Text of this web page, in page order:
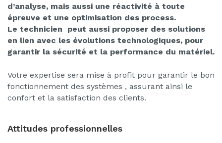
d’analyse, mais aussi une réactivité à toute
épreuve et une optimisation des process.
Le technicien peut aussi proposer des solutions
en lien avec les évolutions technologiques, pour
garantir la sécurité et la performance du matériel.
Votre expertise sera mise à profit pour garantir le bon
fonctionnement des systèmes , assurant ainsi le
confort et la satisfaction des clients.
Attitudes professionnelles